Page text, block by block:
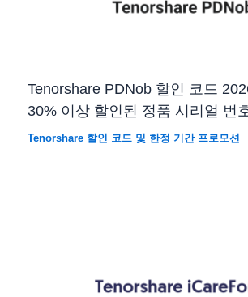
Tenorshare PDNob 할인 코드
30% 이상 할인된 정품 시리얼 번
Tenorshare 할인 코드 및 한정 기간 프로모션